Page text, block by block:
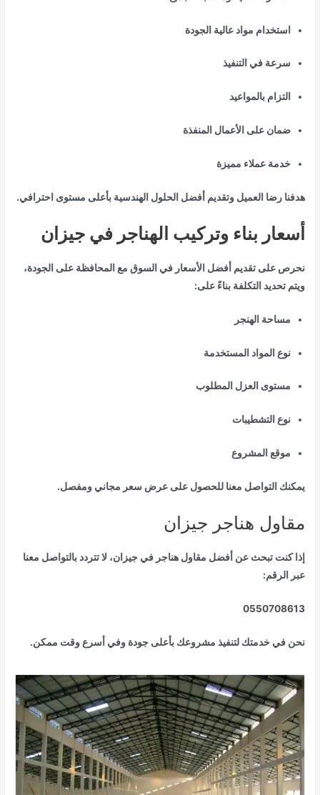
استخدام مواد عالية الجودة
سرعة في التنفيذ
التزام بالمواعيد
ضمان على الأعمال المنفذة
خدمة عملاء مميزة
هدفنا رضا العميل وتقديم أفضل الحلول الهندسية بأعلى مستوى احترافي.
أسعار بناء وتركيب الهناجر في جيزان
نحرص على تقديم أفضل الأسعار في السوق مع المحافظة على الجودة،
ويتم تحديد التكلفة بناءً على:
مساحة الهنجر
نوع المواد المستخدمة
مستوى العزل المطلوب
نوع التشطيبات
موقع المشروع
يمكنك التواصل معنا للحصول على عرض سعر مجاني ومفصل.
مقاول هناجر جيزان
إذا كنت تبحث عن أفضل مقاول هناجر في جيزان، لا تتردد بالتواصل معنا
عبر الرقم:
0550708613
نحن في خدمتك لتنفيذ مشروعك بأعلى جودة وفي أسرع وقت ممكن.